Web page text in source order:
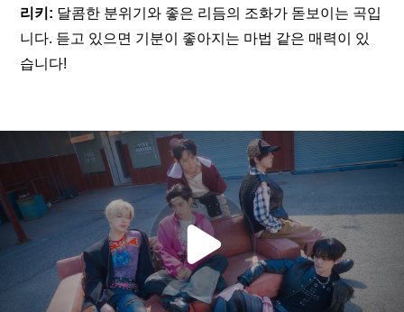
리키: 달콤한 분위기와 좋은 리듬의 조화가 돋보이는 곡입
니다. 듣고 있으면 기분이 좋아지는 마법 같은 매력이 있
습니다!